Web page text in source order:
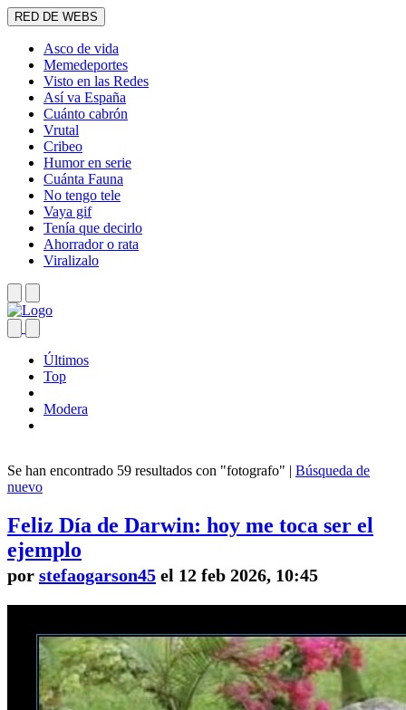
RED DE WEBS
Asco de vida
Memedeportes
Visto en las Redes
Así va España
Cuánto cabrón
Vrutal
Cribeo
Humor en serie
Cuánta Fauna
No tengo tele
Vaya gif
Tenía que decirlo
Ahorrador o rata
Viralizalo
Últimos
Top
Modera
Se han encontrado 59 resultados con "fotografo" | Búsqueda de
nuevo
Feliz Día de Darwin: hoy me toca ser el
ejemplo
por stefaogarson45 el 12 feb 2026, 10:45